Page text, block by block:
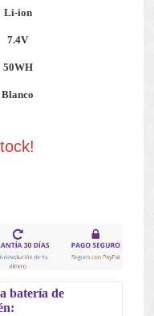
Li-ion
7.4V
50WH
Blanco
batería de